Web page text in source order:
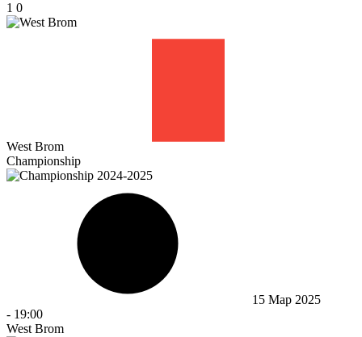
1 0
West Brom
Championship
15 Мар 2025
- 19:00
West Brom